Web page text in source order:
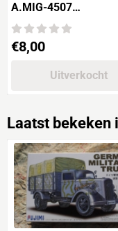
A.MIG-4507
The WEATHERING
8 "VIETNAM"
Prijs: 8,00
€8,00
Uitverkocht
Laatst bekeken